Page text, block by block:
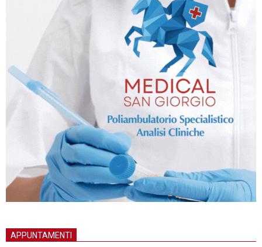
APPUNTAMENTI